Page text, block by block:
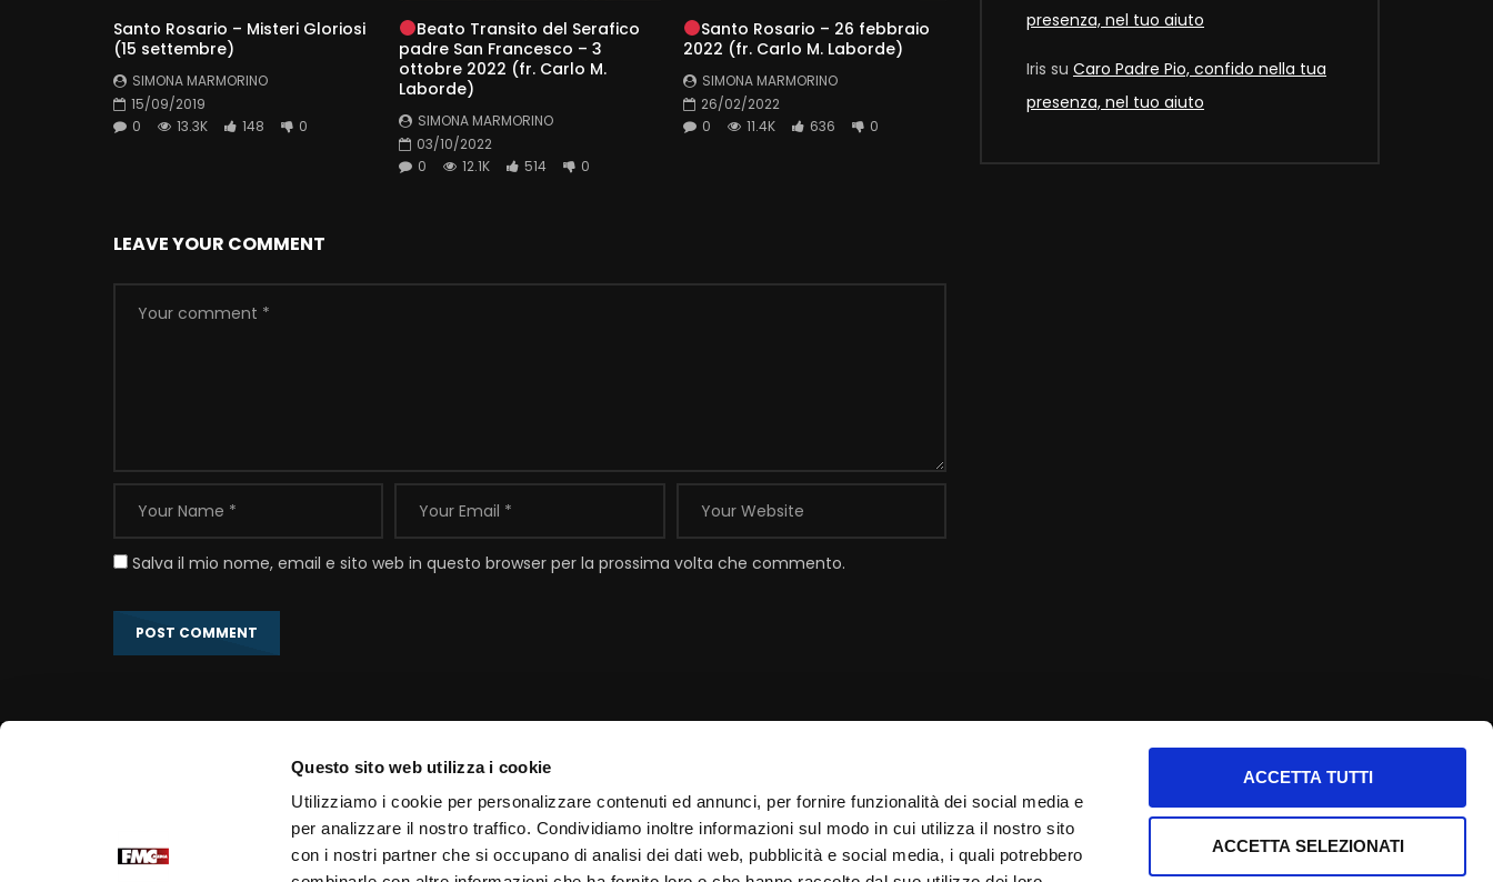
Questo sito web utilizza i cookie
Utilizziamo i cookie per personalizzare contenuti ed annunci, per fornire funzionalità dei social media e
per analizzare il nostro traffico. Condividiamo inoltre informazioni sul modo in cui utilizza il nostro sito
con i nostri partner che si occupano di analisi dei dati web, pubblicità e social media, i quali potrebbero
ACCETTA TUTTI
ACCETTA SELEZIONATI
Santo Rosario – Misteri Gloriosi
(15 settembre)
SIMONA MARMORINO
15/09/2019
0
13.3K 148 0
Beato Transito del Serafico
padre San Francesco – 3
ottobre 2022 (fr. Carlo M.
Laborde)
SIMONA MARMORINO
03/10/2022
0
12.1K 514 0
Santo Rosario – 26 febbraio
2022 (fr. Carlo M. Laborde)
SIMONA MARMORINO
26/02/2022
0
11.4K 636 0
LEAVE YOUR COMMENT
Salva il mio nome, email e sito web in questo browser per la prossima volta che commento.
presenza, nel tuo aiuto
Iris su Caro Padre Pio, confido nella tua
presenza, nel tuo aiuto
Portale Ufficiale PadrePio.it
Fondazione Voce di Padre Pio
Contatti
Email:info@padrepio.tv
Tel:+39.0882.413113
Info utili
Informativa privacy
Cookie Policy